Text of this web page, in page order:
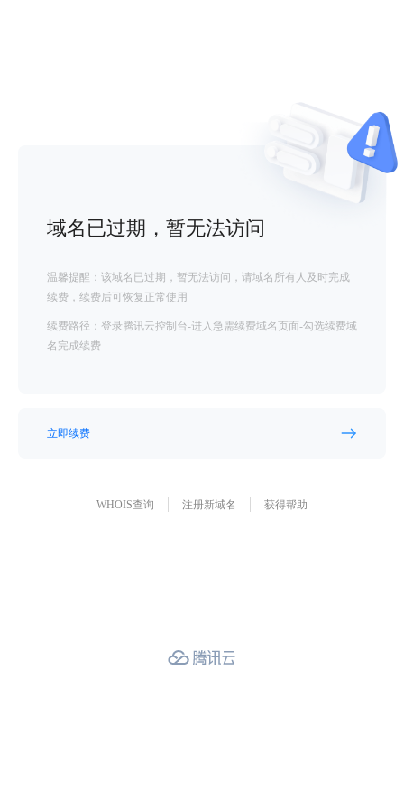
域名已过期，暂无法访问
温馨提醒：该域名已过期，暂无法访问，请域名所有人及时完成
续费，续费后可恢复正常使用
续费路径：登录腾讯云控制台-进入急需续费域名页面-勾选续费域
名完成续费
立即续费
WHOIS查询 注册新域名 获得帮助